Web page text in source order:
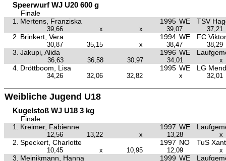
Speerwurf WJ U20 600 g
Finale
1.
Mertens, Franziska 1995 WE TSV
39,66 x x 39,07 37,21
2. Brinkert, Vera 1994 WE FC
30,87 35,15 x 38,47 38,29
3. Jakupi, Alida 1996 WE
36,63 36,58 30,97 34,01 x
4. Dröttboom, Lisa 1995 WE LG
34,26 32,06 32,82 x 32,01
Weibliche Jugend U18
Kugelstoß WJ U18 3 kg
Finale
1.
Kreimer, Fabienne 1997 WE
12,56 13,22 x 13,28 x
2. Speckert, Charlotte 1997 NO TuS
10,45 x 10,95 12,09 x
3. Meinikmann, Hanna 1999 WE